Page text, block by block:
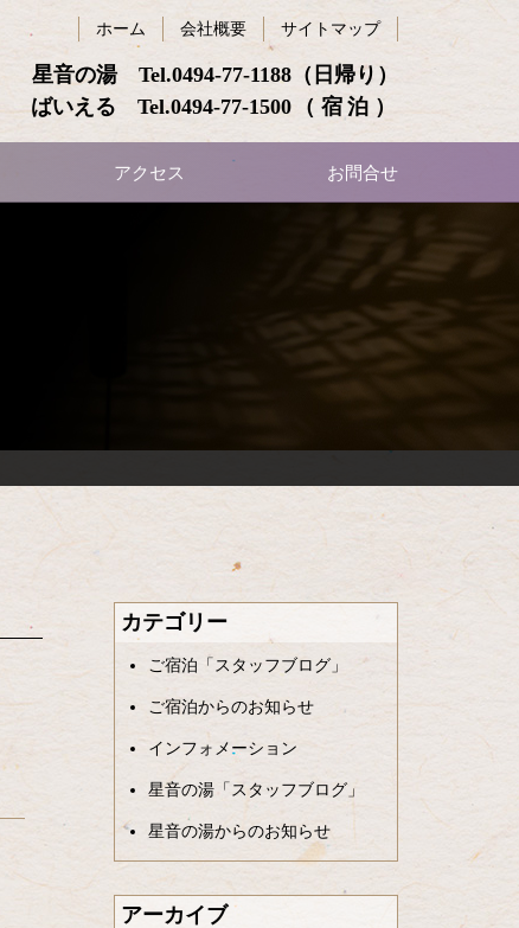
星音の湯 Tel.0494-77-1188 （日帰り）
ばいえる Tel.0494-77-1500 （宿泊）
ホーム 会社概要 サイトマップ
アクセス お問合せ
カテゴリー
ご宿泊「スタッフブログ」
ご宿泊からのお知らせ
インフォメーション
星音の湯「スタッフブログ」
星音の湯からのお知らせ
アーカイブ